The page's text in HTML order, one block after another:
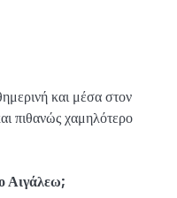
και μέσα στον
πιθανώς χαμηλότερο
Αιγάλεω;